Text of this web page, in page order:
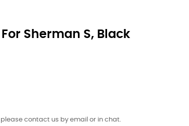
Sherman S, Black
contact us by email or in chat.